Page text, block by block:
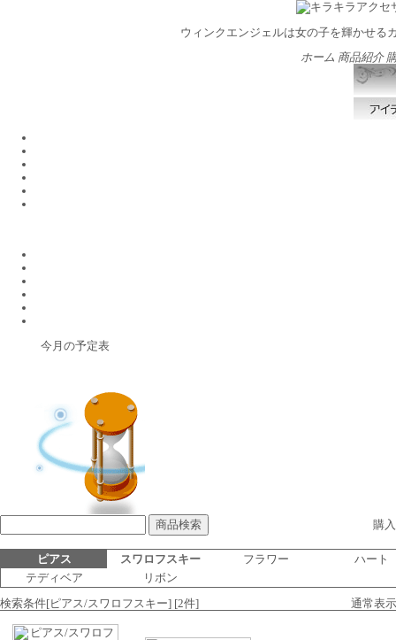
ウィンクエンジェルは女の子を輝かせる
ホーム 商品紹介
今月の予定表
購
ピアス スワロフスキー フラワー
ハート
テディベア
リボン
検索条件[ピアス/スワロフスキー] [2件]
通常表示